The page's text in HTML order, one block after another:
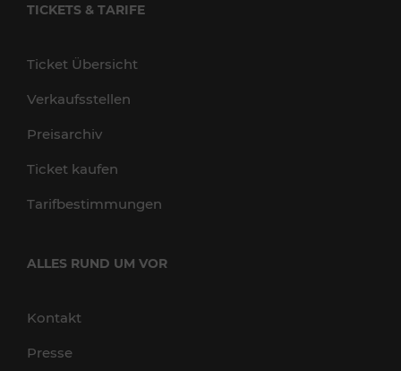
TICKETS & TARIFE
Ticket Übersicht
Verkaufsstellen
Preisarchiv
Ticket kaufen
Tarifbestimmungen
ALLES RUND UM VOR
Kontakt
Presse